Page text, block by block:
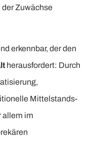
der Zuwächse
erkennbar, der den
herausfordert: Durch
Mittelstands-
allem im